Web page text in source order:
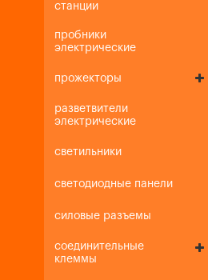
станции
пробники
электрические
прожекторы
разветвители
электрические
светильники
светодиодные панели
силовые разъемы
соединительные
клеммы